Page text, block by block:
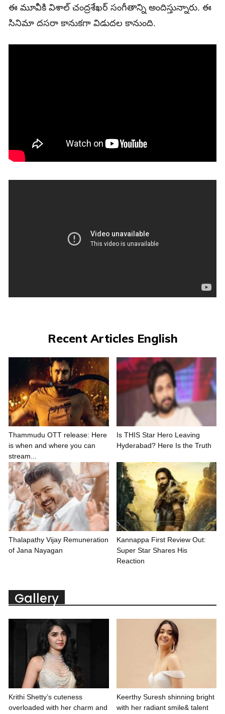
ఈ మూవీకి విశాల్‌ చంద్రశేఖర్‌ సంగీతాన్ని అందిస్తున్నారు. ఈ
సినిమా దసరా కానుకగా విడుదల కానుంది.
Recent Articles English
Thammudu OTT release: Here
is when and where you can
stream...
Is THIS Star Hero Leaving
Hyderabad? Here Is the Truth
Thalapathy Vijay Remuneration
of Jana Nayagan
Kannappa First Review Out:
Super Star Shares His
Reaction
Gallery
Krithi Shetty’s cuteness
overloaded with her charm and
Keerthy Suresh shinning bright
with her radiant smile& talent